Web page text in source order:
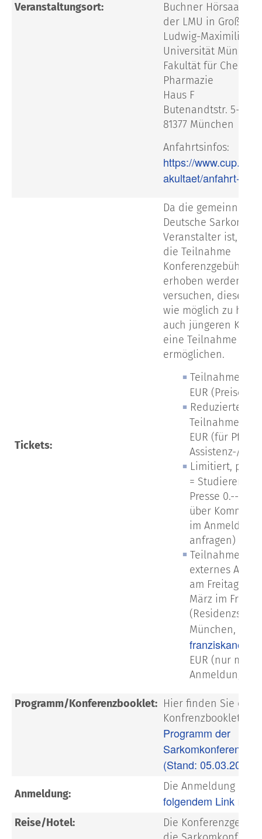
Veranstaltungsort:
Buchner Hörsaal
der LMU in
Ludwig-Maximilians-
Universität München
Fakultät für Chemie
Pharmazie
Haus F
Butenandtstr. 5-13
81377 München
Anfahrtsinfos:
https://
akultaet/anfahrt-
Tickets:
Da die
Deutsche Sarkom-
Veranstalter ist,
die Teilnahme
Konferenzgebühren
erhoben werden.
versuchen, diese so
wie möglich zu
auch jüngeren
eine Teilnahme zu
ermöglichen.
EUR (Preise
Reduzierte
EUR (für
Assistenz-/
Limitiert, per
= Studierende
Presse 0.--
über
im
anfragen)
Teilnahmepreis
externes
am Freitag,
März im
(Residenzstr.
München,
franziskaner.de
EUR (nur mit
Anmeldung)
Programm/Konferenzbooklet: Hier finden Sie das
Konfrenzbooklet
Programm der
Sarkomkonferenz
(Stand: 05.03.2025)
Anmeldung:
Die Anmeldung ist
folgendem Link
Reise/Hotel:
Die